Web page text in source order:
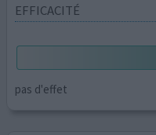
EFFICACITÉ
pas d'effet